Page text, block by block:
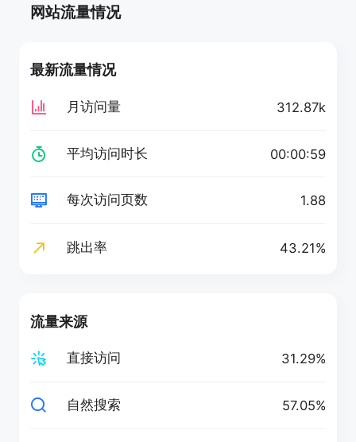
网站流量情况
最新流量情况
月访问量 312.87k
平均访问时长 00:00:59
每次访问页数 1.88
跳出率 43.21%
流量来源
直接访问 31.29%
自然搜索 57.05%